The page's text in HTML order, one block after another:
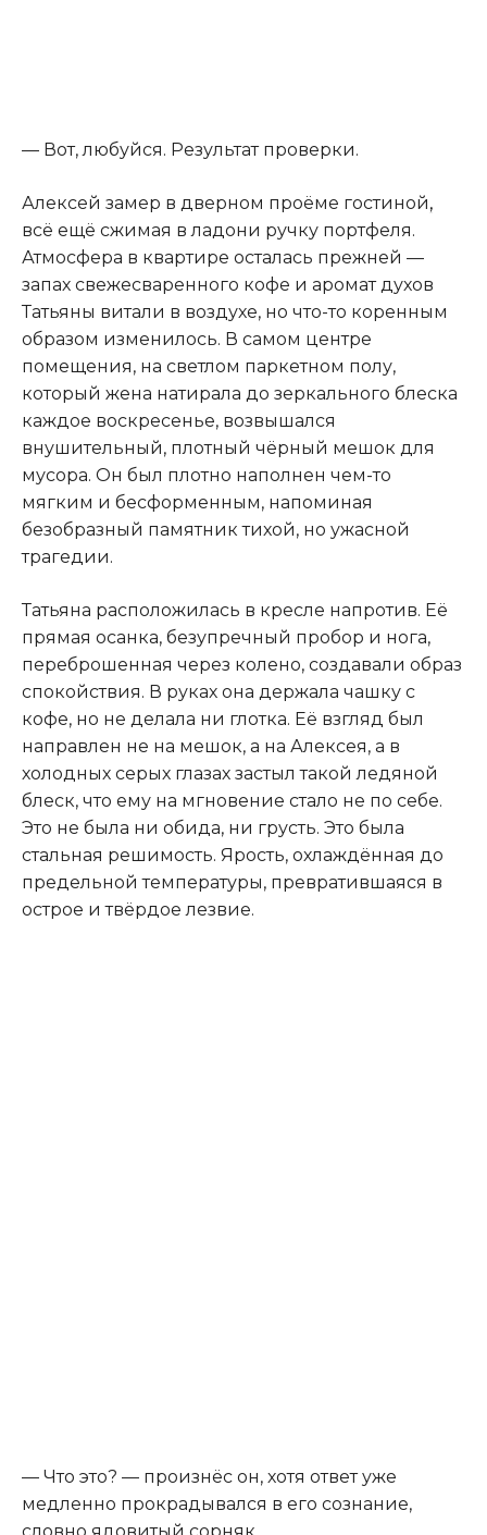
— Вот, любуйся. Результат проверки.
Алексей замер в дверном проёме гостиной,
всё ещё сжимая в ладони ручку портфеля.
Атмосфера в квартире осталась прежней —
запах свежесваренного кофе и аромат духов
Татьяны витали в воздухе, но что-то коренным
образом изменилось. В самом центре
помещения, на светлом паркетном полу,
который жена натирала до зеркального блеска
каждое воскресенье, возвышался
внушительный, плотный чёрный мешок для
мусора. Он был плотно наполнен чем-то
мягким и бесформенным, напоминая
безобразный памятник тихой, но ужасной
трагедии.
Татьяна расположилась в кресле напротив. Её
прямая осанка, безупречный пробор и нога,
переброшенная через колено, создавали образ
спокойствия. В руках она держала чашку с
кофе, но не делала ни глотка. Её взгляд был
направлен не на мешок, а на Алексея, а в
холодных серых глазах застыл такой ледяной
блеск, что ему на мгновение стало не по себе.
Это не была ни обида, ни грусть. Это была
стальная решимость. Ярость, охлаждённая до
предельной температуры, превратившаяся в
острое и твёрдое лезвие.
— Что это? — произнёс он, хотя ответ уже
медленно прокрадывался в его сознание,